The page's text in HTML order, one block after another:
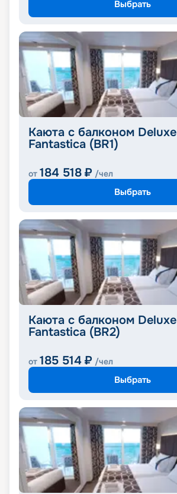
Выбрать
Каюта с балконом Deluxe
Fantastica (BR1)
от 184 518 ₽ /чел
Выбрать
Каюта с балконом Deluxe
Fantastica (BR2)
от 185 514 ₽ /чел
Выбрать